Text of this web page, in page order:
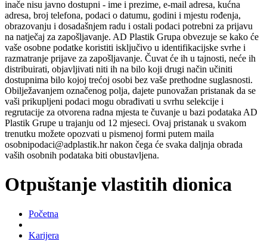
inače nisu javno dostupni - ime i prezime, e-mail adresa, kućna
adresa, broj telefona, podaci o datumu, godini i mjestu rođenja,
obrazovanju i dosadašnjem radu i ostali podaci potrebni za prijavu
na natječaj za zapošljavanje. AD Plastik Grupa obvezuje se kako će
vaše osobne podatke koristiti isključivo u identifikacijske svrhe i
razmatranje prijave za zapošljavanje. Čuvat će ih u tajnosti, neće ih
distribuirati, objavljivati niti ih na bilo koji drugi način učiniti
dostupnima bilo kojoj trećoj osobi bez vaše prethodne suglasnosti.
Obilježavanjem označenog polja, dajete punovažan pristanak da se
vaši prikupljeni podaci mogu obrađivati u svrhu selekcije i
regrutacije za otvorena radna mjesta te čuvanje u bazi podataka AD
Plastik Grupe u trajanju od 12 mjeseci. Ovaj pristanak u svakom
trenutku možete opozvati u pismenoj formi putem maila
osobnipodaci@adplastik.hr nakon čega će svaka daljnja obrada
vaših osobnih podataka biti obustavljena.
Otpuštanje vlastitih dionica
Početna
Karijera